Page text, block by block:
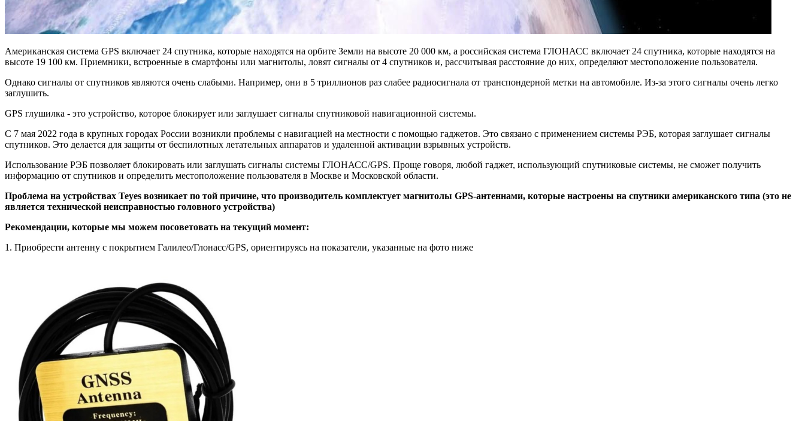
Американская система GPS включает 24 спутника, которые находятся на орбите Земли на высоте 20 000 км, а российская система ГЛОНАСС включает 24 спутника, которые находятся на
высоте 19 100 км. Приемники, встроенные в смартфоны или магнитолы, ловят сигналы от 4 спутников и, рассчитывая расстояние до них, определяют местоположение пользователя.
Однако сигналы от спутников являются очень слабыми. Например, они в 5 триллионов раз слабее радиосигнала от транспондерной метки на автомобиле. Из-за этого сигналы очень легко
заглушить.
GPS глушилка - это устройство, которое блокирует или заглушает сигналы спутниковой навигационной системы.
С 7 мая 2022 года в крупных городах России возникли проблемы с навигацией на местности с помощью гаджетов. Это связано с применением системы РЭБ, которая заглушает сигналы
спутников. Это делается для защиты от беспилотных летательных аппаратов и удаленной активации взрывных устройств.
Использование РЭБ позволяет блокировать или заглушать сигналы системы ГЛОНАСС/GPS. Проще говоря, любой гаджет, использующий спутниковые системы, не сможет получить
информацию от спутников и определить местоположение пользователя в Москве и Московской области.
Проблема на устройствах Teyes возникает по той причине, что производитель комплектует магнитолы GPS-антеннами, которые настроены на спутники американского типа (это не
является технической неисправностью головного устройства)
Рекомендации, которые мы можем посоветовать на текущий момент:
1. Приобрести антенну с покрытием Галилео/Глонасс/GPS, ориентируясь на показатели, указанные на фото ниже